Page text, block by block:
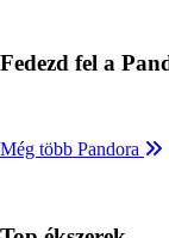
Fedezd fel a
Még több Pandora